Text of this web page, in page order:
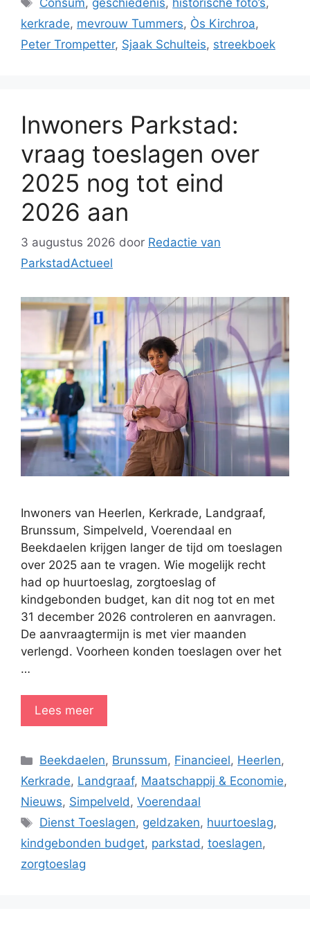
kerkrade, mevrouw Tummers, Òs Kirchroa,
Peter Trompetter, Sjaak Schulteis, streekboek
Inwoners Parkstad:
vraag toeslagen over
2025 nog tot eind
2026 aan
3 augustus 2026 door Redactie van
ParkstadActueel
Inwoners van Heerlen, Kerkrade, Landgraaf,
Brunssum, Simpelveld, Voerendaal en
Beekdaelen krijgen langer de tijd om toeslagen
over 2025 aan te vragen. Wie mogelijk recht
had op huurtoeslag, zorgtoeslag of
kindgebonden budget, kan dit nog tot en met
31 december 2026 controleren en aanvragen.
De aanvraagtermijn is met vier maanden
verlengd. Voorheen konden toeslagen over het
…
Lees meer
Categorieën
Beekdaelen, Brunssum, Financieel, Heerlen,
Kerkrade, Landgraaf, Maatschappij & Economie,
Nieuws, Simpelveld, Voerendaal
Tags
Dienst Toeslagen, geldzaken, huurtoeslag,
kindgebonden budget, parkstad, toeslagen,
zorgtoeslag